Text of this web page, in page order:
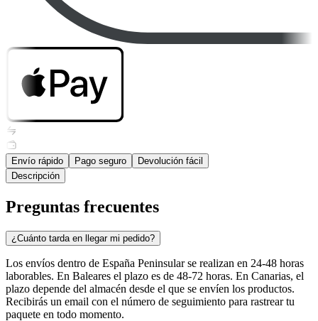
Envío rápido Pago seguro
Devolución fácil
Descripción
Preguntas frecuentes
¿Cuánto tarda en llegar mi pedido?
Los envíos dentro de España Peninsular se realizan en 24-48 horas
laborables. En Baleares el plazo es de 48-72 horas. En Canarias, el
plazo depende del almacén desde el que se envíen los productos.
Recibirás un email con el número de seguimiento para rastrear tu
paquete en todo momento.